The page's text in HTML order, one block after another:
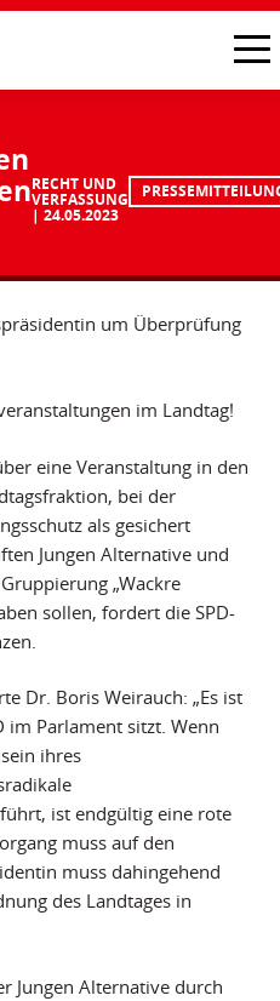
RECHT UND
VERFASSUNG
24.05.2023
um Überprüfung
im Landtag!
eine Veranstaltung in den
bei der
als gesichert
Jungen Alternative und
„Wackre
sollen, fordert die SPD-
Dr. Boris Weirauch: „Es ist
im Parlament sitzt. Wenn
ihres
ist endgültig eine rote
muss auf den
muss dahingehend
des Landtages in
Jungen Alternative durch